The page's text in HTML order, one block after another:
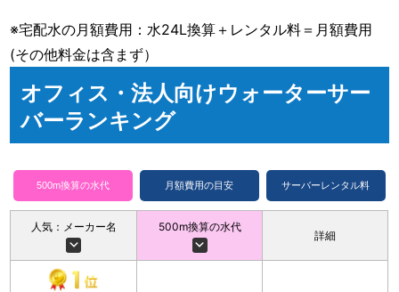
※宅配水の月額費用：水24L換算＋レンタル料＝月額費用
(その他料金は含まず）
オフィス・法人向けウォーターサー
バーランキング
500m換算の水代 月額費用の目安 サーバーレンタル料
人気：メーカー名 500m換算の水代
詳細